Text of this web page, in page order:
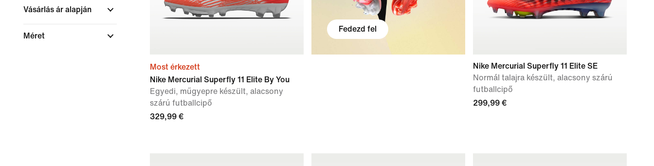
Vásárlás ár alapján
Méret
Most érkezett
Nike Mercurial Superfly 11 Elite By You
Egyedi, műgyepre készült, alacsony
szárú futballcipő
329,99 €
Fedezd fel
Nike Mercurial Superfly 11 Elite SE
Normál talajra készült, alacsony szárú
futballcipő
299,99 €